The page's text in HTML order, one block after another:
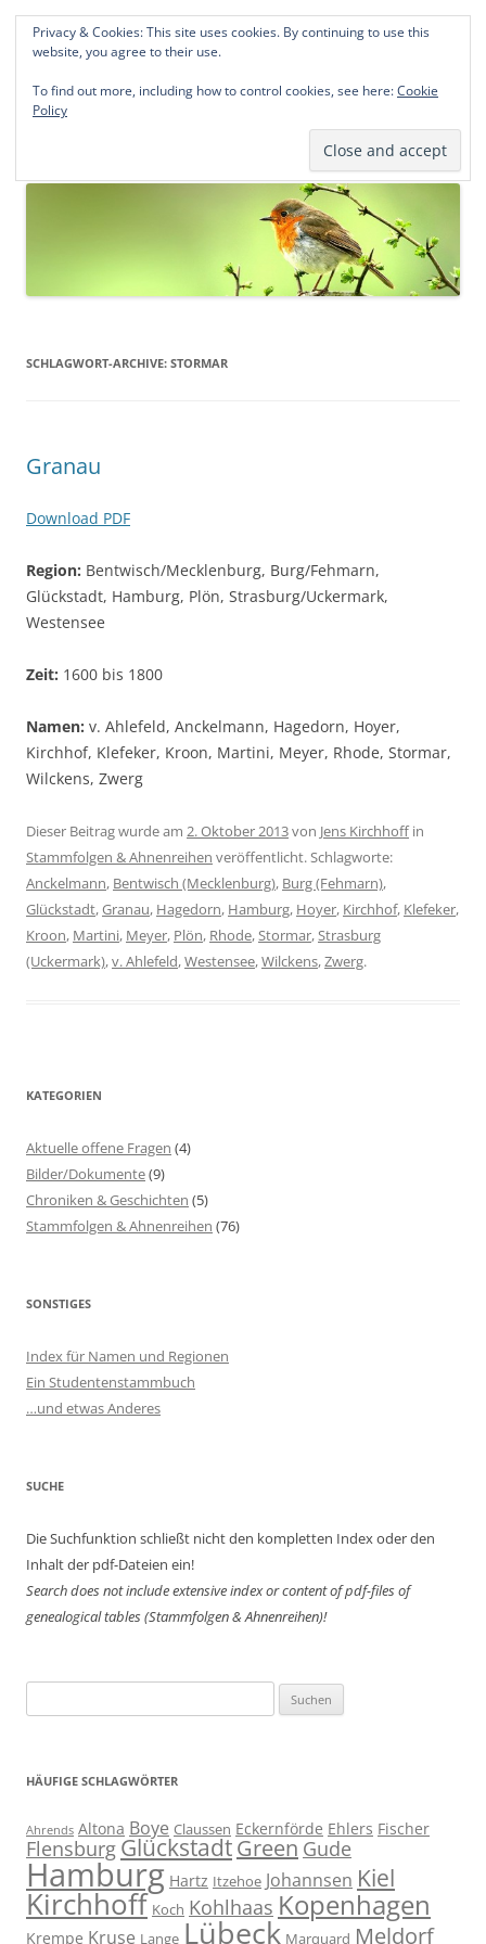
Norddeutsche Genealogien
Michael Kohlhaas und Jens Kirchhoff
springen
SCHLAGWORT-ARCHIVE: STORMAR
Granau
Download PDF
Region: Bentwisch/Mecklenburg, Burg/Fehmarn,
Glückstadt, Hamburg, Plön, Strasburg/Uckermark,
Westensee
Zeit: 1600 bis 1800
Namen: v. Ahlefeld, Anckelmann, Hagedorn, Hoyer,
Kirchhof, Klefeker, Kroon, Martini, Meyer, Rhode, Stormar,
Wilckens, Zwerg
Dieser Beitrag wurde am 2. Oktober 2013von Jens Kirchhoffin
Stammfolgen & Ahnenreihen veröffentlicht. Schlagworte:
Anckelmann, Bentwisch (Mecklenburg), Burg (Fehmarn),
Glückstadt,Granau, Hagedorn, Hamburg, Hoyer, Kirchhof, Klefeker,
Kroon, Martini, Meyer, Plön, Rhode,Stormar,Strasburg
(Uckermark),v. Ahlefeld,Westensee,Wilckens,Zwerg.
KATEGORIEN
Aktuelle offene Fragen (4)
Bilder/Dokumente(9)
Chroniken & Geschichten (5)
Stammfolgen & Ahnenreihen (76)
SONSTIGES
Index für Namen und Regionen
Ein Studentenstammbuch
…und etwas Anderes
SUCHE
Die Suchfunktion schließt nicht den kompletten Index oder den
Inhalt der pdf-Dateien ein!
Search does not include extensive index or content ofpdf-files of
genealogical tables (Stammfolgen & Ahnenreihen)!
nach:
HÄUFIGE SCHLAGWÖRTER
Ahrends Altona Boye Claussen Eckernförde Ehlers Fischer
Flensburg GlückstadtGreen Gude
Hamburg Hartz Itzehoe Johannsen Kiel
Kirchhoff Koch Kohlhaas Kopenhagen
Krempe Kruse Lange Lübeck Marquard Meldorf
Privacy & Cookies: This site uses cookies. By continuing to use this
website, you agree to their use.
To find out more, including how to control cookies, see here:Cookie
Policy